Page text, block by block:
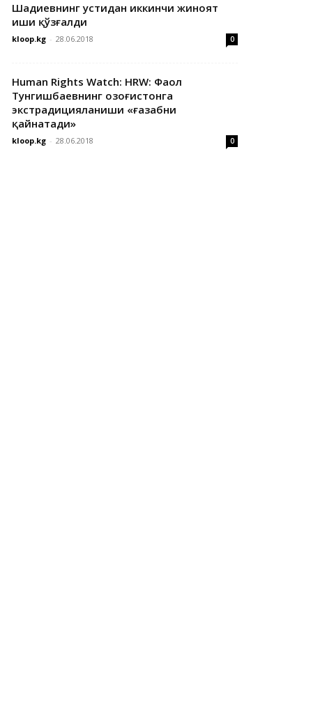
Шадиевнинг устидан иккинчи жиноят
иши қўзғалди
kloop.kg - 28.06.2018 0
Human Rights Watch: HRW: Фаол
Тунгишбаевнинг Қозоғистонга
экстрадицияланиши «ғазабни
қайнатади»
kloop.kg - 28.06.2018 0